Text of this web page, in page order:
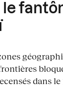
le
dans le